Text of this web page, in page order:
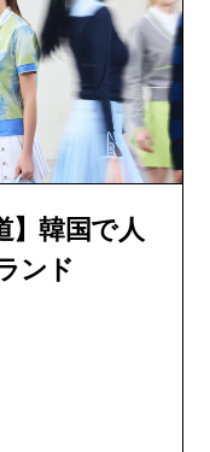
】韓国で人
ンド